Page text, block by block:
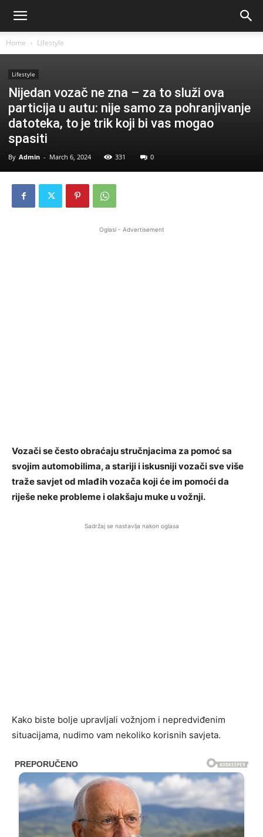
Home Lifestyle
Lifestyle
Nijedan vozač ne zna – za to služi ova
particija u autu: nije samo za pohranjivanje
datoteka, to je trik koji bi vas mogao
spasiti
By Admin - March 6, 2024 331 0
Oglasi - Advertisement
Vozači se često obraćaju stručnjacima za pomoć sa
svojim automobilima, a stariji i iskusniji vozači sve više
traže savjet od mlađih vozača koji će im pomoći da
riješe neke probleme i olakšaju muke u vožnji.
Sadržaj se nastavlja nakon oglasa
Kako biste bolje upravljali vožnjom i nepredviđenim
situacijama, nudimo vam nekoliko korisnih savjeta.